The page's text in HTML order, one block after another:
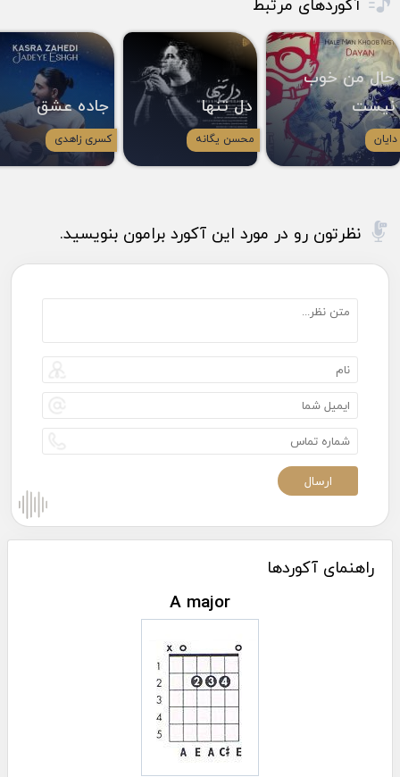
آکوردهای مرتبط
حال من خوب
نیست
دایان
دل تنها
محسن یگانه
جاده عشق
کسری زاهدی
نظرتون رو در مورد این آکورد برامون بنویسید.
راهنمای آکوردها
A major